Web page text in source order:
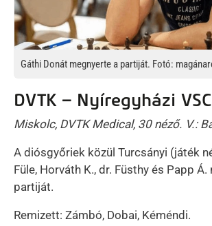
Gáthi Donát megnyerte a partiját. Fotó:
DVTK – Nyíregyházi
Miskolc, DVTK Medical, 30 néző. V.:
A diósgyőriek közül Turcsányi (játék
Füle, Horváth K., dr. Füsthy és Papp
partiját.
Remizett: Zámbó, Dobai, Kéméndi.